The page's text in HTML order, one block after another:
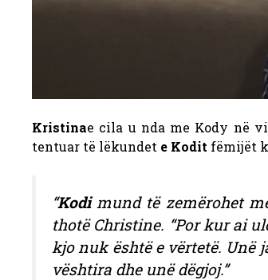
Kristinae cila u nda me Kody në
tentuar të lëkundet e Kodit fëmijët
“Kodimund të zemërohet
thotë Christine. “Por kur ai
kjo nuk është e vërtetë. Unë
vështira dhe unë dëgjoj.”